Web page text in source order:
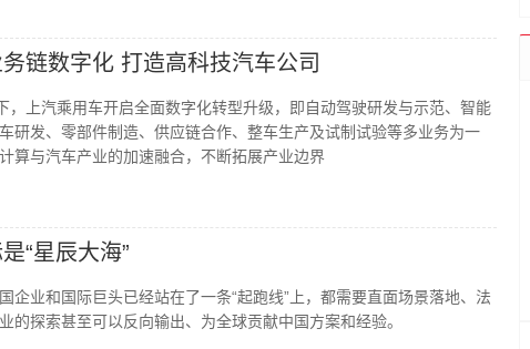
链数字化 打造高科技汽车公司
，上汽乘用车开启全面数字化转型升级，即自动驾驶研发与示范、智能
研发、零部件制造、供应链合作、整车生产及试制试验等多业务为一
算与汽车产业的加速融合，不断拓展产业边界
“星辰大海”
企业和国际巨头已经站在了一条“起跑线”上，都需要直面场景落地、法
的探索甚至可以反向输出、为全球贡献中国方案和经验。